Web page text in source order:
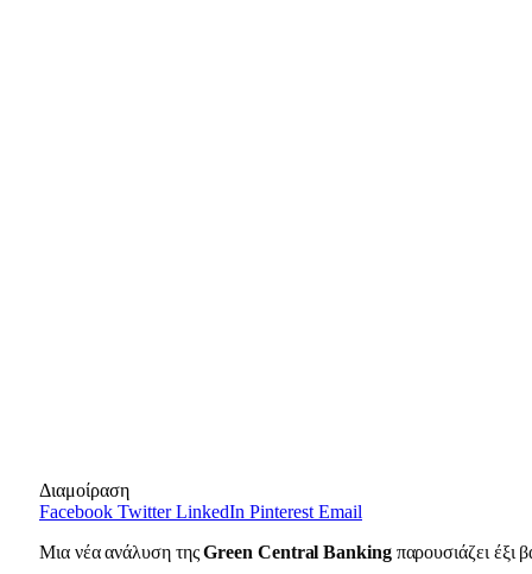
Διαμοίραση
Facebook Twitter LinkedIn Pinterest Email
Μια νέα ανάλυση τηςGreen Central Bankingπαρουσιάζει έξι